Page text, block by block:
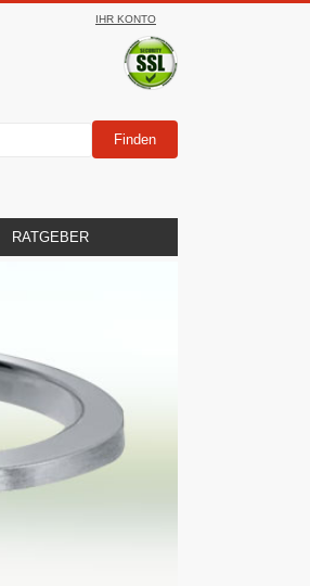
IHR KONTO
RATGEBER